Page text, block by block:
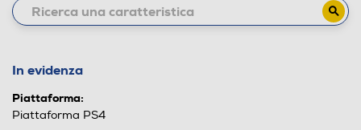
In evidenza
Piattaforma:
Piattaforma PS4